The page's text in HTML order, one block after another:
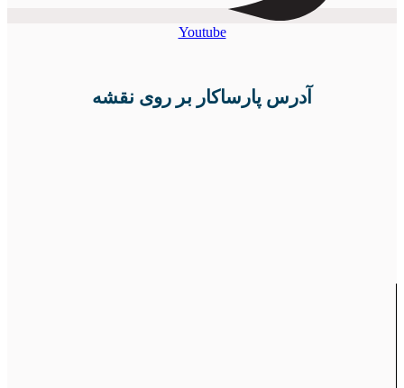
Youtube
آدرس پارساکار بر روی نقشه